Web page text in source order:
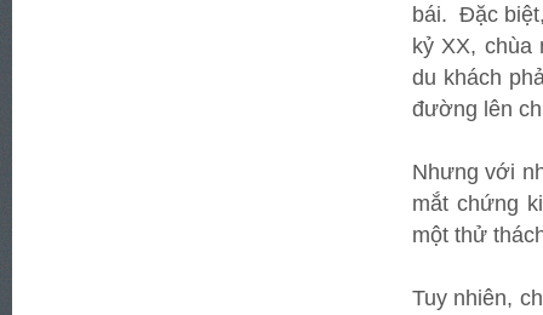
bái. Đặc
kỷ XX, chùa
du khách
đường lên
Nhưng với
mắt chứng
một thử
Tuy nhiên,